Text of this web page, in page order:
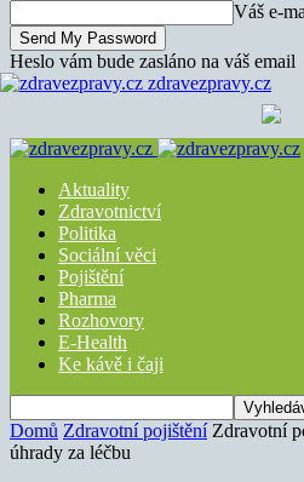
Váš e-
Heslo vám bude zasláno na váš email
zdravezpravy.cz
Aktuality
Zdravotnictví
Politika
Sociální věci
Pojištění
Pharma
Rozhovory
E-Health
Ke kávě i čaji
Domů Zdravotní pojištění Zdravotní
úhrady za léčbu